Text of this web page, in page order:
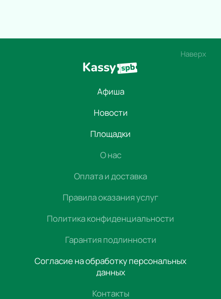
Наверх
Афиша
Новости
Площадки
О нас
Оплата и доставка
Правила оказания услуг
Политика конфиденциальности
Гарантия подлинности
Согласие на обработку персональных
данных
Контакты